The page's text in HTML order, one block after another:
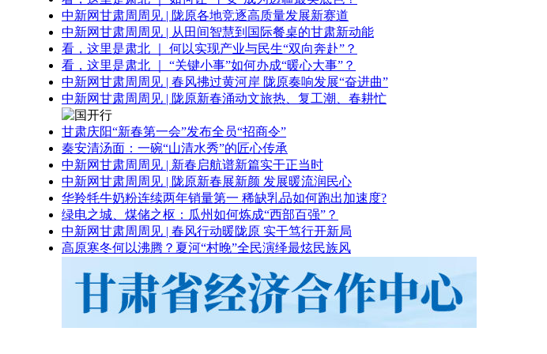
中新网甘肃周周见 | 陇原各地竞逐高质量发展新赛道
中新网甘肃周周见 | 从田间智慧到国际餐桌的甘肃新动能
看，这里是肃北 ｜ 何以实现产业与民生“双向奔赴”？
看，这里是肃北 ｜ “关键小事”如何办成“暖心大事”？
中新网甘肃周周见 | 春风拂过黄河岸 陇原奏响发展“奋进曲”
中新网甘肃周周见 | 陇原新春涌动文旅热、复工潮、春耕忙
甘肃庆阳“新春第一会”发布全员“招商令”
秦安清汤面：一碗“山清水秀”的匠心传承
中新网甘肃周周见 | 新春启航谱新篇实干正当时
中新网甘肃周周见 | 陇原新春展新颜 发展暖流润民心
华羚牦牛奶粉连续两年销量第一 稀缺乳品如何跑出加速度?
绿电之城、煤储之枢：瓜州如何炼成“西部百强”？
中新网甘肃周周见 | 春风行动暖陇原 实干笃行开新局
高原寒冬何以沸腾？夏河“村晚”全民演绎最炫民族风